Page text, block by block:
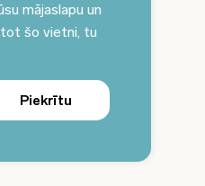
mājaslapu un
šo vietni, tu
Piekrītu